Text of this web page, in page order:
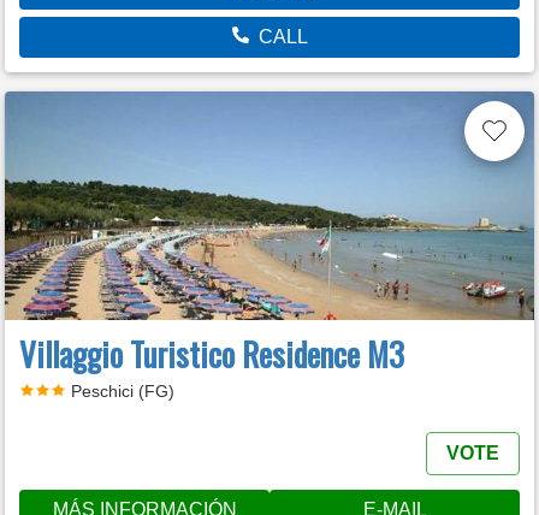
CALL
Villaggio Turistico Residence M3
Peschici (FG)
VOTE
MÁS INFORMACIÓN E-MAIL